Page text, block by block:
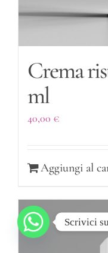
Crema
ml
40,00 €
Aggiungi al
Scrivici